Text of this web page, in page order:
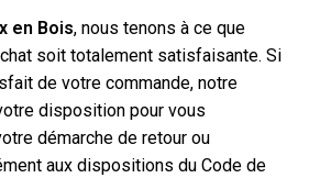
en Bois, nous tenons à ce que
soit totalement satisfaisante. Si
de votre commande, notre
disposition pour vous
démarche de retour ou
aux dispositions du Code de